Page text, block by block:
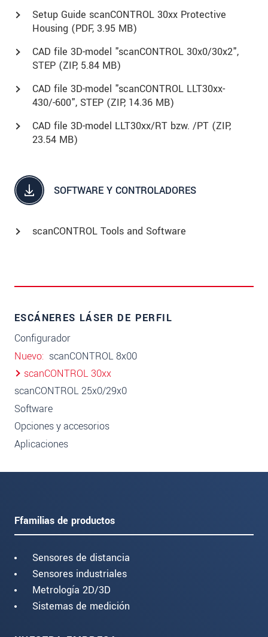
Setup Guide scanCONTROL 30xx Protective
Housing (PDF, 3.95 MB)
CAD file 3D-model "scanCONTROL 30x0/30x2",
STEP (ZIP, 5.84 MB)
CAD file 3D-model "scanCONTROL LLT30xx-
430/-600", STEP (ZIP, 14.36 MB)
CAD file 3D-model LLT30xx/RT bzw. /PT (ZIP,
23.54 MB)
SOFTWARE Y CONTROLADORES
scanCONTROL Tools and Software
ESCÁNERES LÁSER DE PERFIL
Configurador
Nuevo scanCONTROL 8x00
scanCONTROL 30xx
scanCONTROL 25x0/29x0
Software
Opciones y accesorios
Aplicaciones
Ffamilias de productos
Sensores de distancia
Sensores industriales
Metrología 2D/3D
Sistemas de medición